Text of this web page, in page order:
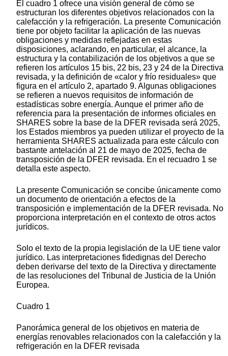
El cuadro 1 ofrece una visión general de cómo se
estructuran los diferentes objetivos relacionados con la
calefacción y la refrigeración. La presente Comunicación
tiene por objeto facilitar la aplicación de las nuevas
obligaciones y medidas reflejadas en estas
disposiciones, aclarando, en particular, el alcance, la
estructura y la contabilización de los objetivos a que se
refieren los artículos 15 bis, 22 bis, 23 y 24 de la Directiva
revisada, y la definición de «calor y frío residuales» que
figura en el artículo 2, apartado 9. Algunas obligaciones
se refieren a nuevos requisitos de información de
estadísticas sobre energía. Aunque el primer año de
referencia para la presentación de informes oficiales en
SHARES sobre la base de la DFER revisada será 2025,
los Estados miembros ya pueden utilizar el proyecto de la
herramienta SHARES actualizada para este cálculo con
bastante antelación al 21 de mayo de 2025, fecha de
transposición de la DFER revisada. En el recuadro 1 se
detalla este aspecto.
La presente Comunicación se concibe únicamente como
un documento de orientación a efectos de la
transposición e implementación de la DFER revisada. No
proporciona interpretación en el contexto de otros actos
jurídicos.
Solo el texto de la propia legislación de la UE tiene valor
jurídico. Las interpretaciones fidedignas del Derecho
deben derivarse del texto de la Directiva y directamente
de las resoluciones del Tribunal de Justicia de la Unión
Europea.
Cuadro 1
Panorámica general de los objetivos en materia de
energías renovables relacionados con la calefacción y la
refrigeración en la DFER revisada